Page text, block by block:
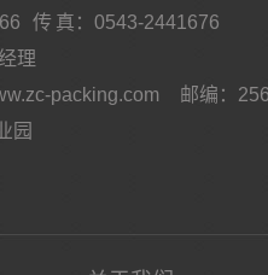
传 真：0543-2441676
理
packing.com 邮编：
园